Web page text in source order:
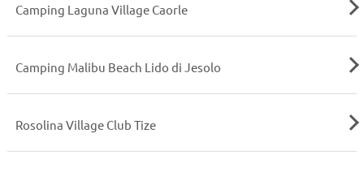
Camping Laguna Village Caorle
Camping Malibu Beach Lido di Jesolo
Rosolina Village Club Tize